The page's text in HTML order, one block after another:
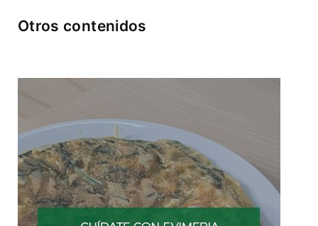
Otros contenidos